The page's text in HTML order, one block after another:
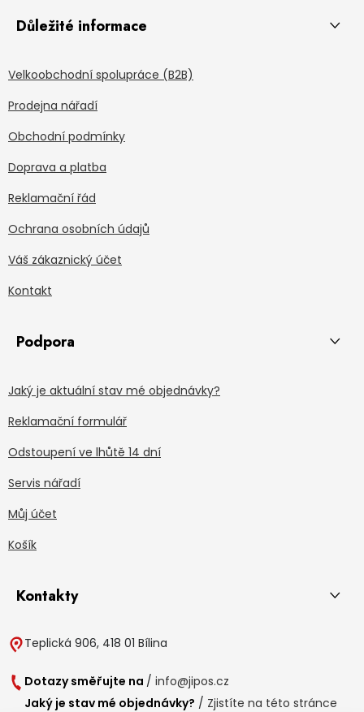
Důležité informace
Velkoobchodní spolupráce (B2B)
Prodejna nářadí
Obchodní podmínky
Doprava a platba
Reklamační řád
Ochrana osobních údajů
Váš zákaznický účet
Kontakt
Podpora
Jaký je aktuální stav mé objednávky?
Reklamační formulář
Odstoupení ve lhůtě 14 dní
Servis nářadí
Můj účet
Košík
Kontakty
Teplická 906, 418 01 Bílina
Dotazy směřujte na / info@jipos.cz
Jaký je stav mé objednávky? / Zjistíte na této stránce